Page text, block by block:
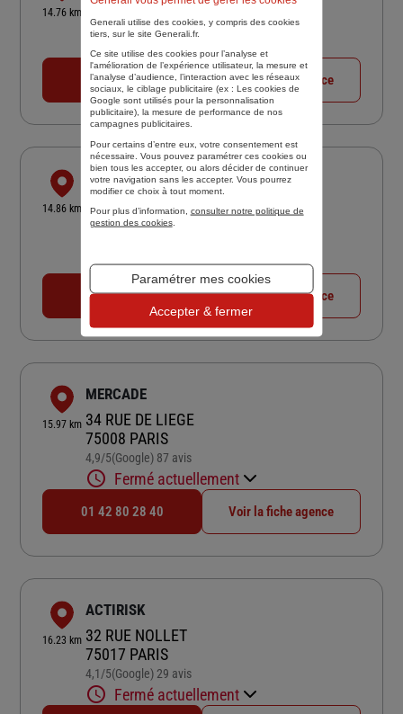
14.76 km
33 GAL VERO DODAT
75001 PARIS
Fermé actuellement
01 44 54 99 25 Voir la fiche agence
14.86 km
CBT THOMAS GERALD
20 RUE SAINT ISAURE
75018 PARIS
Fermé actuellement
01 42 64 43 08 Voir la fiche agence
15.97 km
MERCADE
34 RUE DE LIEGE
75008 PARIS
4,9/5Note de 4.9 sur 5
(Google) 87 avis
Fermé actuellement
01 42 80 28 40 Voir la fiche agence
16.23 km
ACTIRISK
32 RUE NOLLET
75017 PARIS
4,1/5Note de 4.1 sur 5
(Google) 29 avis
Fermé actuellement
Generali utilise des cookies, y compris des cookies
tiers, sur le site Generali.fr.
Ce site utilise des cookies pour l’analyse et
l'amélioration de l’expérience utilisateur, la mesure et
l’analyse d’audience, l’interaction avec les réseaux
sociaux, le ciblage publicitaire (ex : Les cookies de
Google sont utilisés pour la personnalisation
publicitaire), la mesure de performance de nos
campagnes publicitaires.
Pour certains d’entre eux, votre consentement est
nécessaire. Vous pouvez paramétrer ces cookies ou
bien tous les accepter, ou alors décider de continuer
votre navigation sans les accepter. Vous pourrez
modifier ce choix à tout moment.
Pour plus d’information, consulter notre politique de
gestion des cookies.
Paramétrer mes cookies
Accepter & fermer